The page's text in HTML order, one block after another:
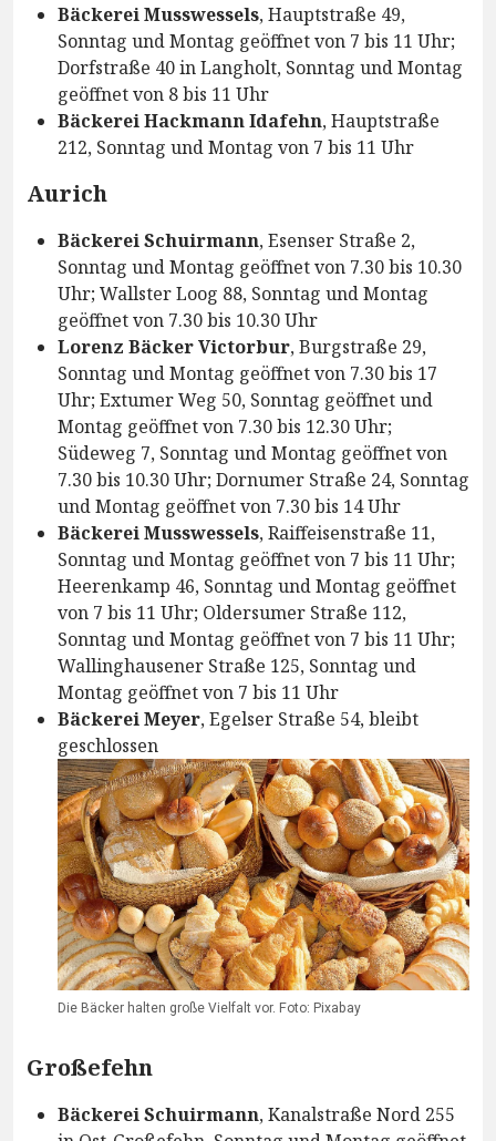
Bäckerei Musswessels, Hauptstraße 49,
Sonntag und Montag geöffnet von 7 bis 11 Uhr;
Dorfstraße 40 in Langholt, Sonntag und Montag
geöffnet von 8 bis 11 Uhr
Bäckerei Hackmann Idafehn, Hauptstraße
212, Sonntag und Montag von 7 bis 11 Uhr
Aurich
Bäckerei Schuirmann, Esenser Straße 2,
Sonntag und Montag geöffnet von 7.30 bis 10.30
Uhr; Wallster Loog 88, Sonntag und Montag
geöffnet von 7.30 bis 10.30 Uhr
Lorenz Bäcker Victorbur, Burgstraße 29,
Sonntag und Montag geöffnet von 7.30 bis 17
Uhr; Extumer Weg 50, Sonntag geöffnet und
Montag geöffnet von 7.30 bis 12.30 Uhr;
Südeweg 7, Sonntag und Montag geöffnet von
7.30 bis 10.30 Uhr; Dornumer Straße 24, Sonntag
und Montag geöffnet von 7.30 bis 14 Uhr
Bäckerei Musswessels, Raiffeisenstraße 11,
Sonntag und Montag geöffnet von 7 bis 11 Uhr;
Heerenkamp 46, Sonntag und Montag geöffnet
von 7 bis 11 Uhr; Oldersumer Straße 112,
Sonntag und Montag geöffnet von 7 bis 11 Uhr;
Wallinghausener Straße 125, Sonntag und
Montag geöffnet von 7 bis 11 Uhr
Bäckerei Meyer, Egelser Straße 54, bleibt
geschlossen
Die Bäcker halten große Vielfalt vor. Foto: Pixabay
Großefehn
Bäckerei Schuirmann, Kanalstraße Nord 255